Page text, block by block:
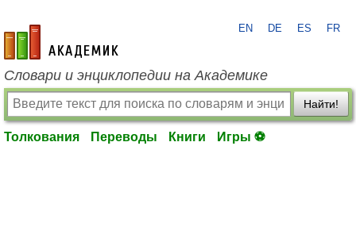
academic.ru
EN DE ES FR
Словари и энциклопедии на Академике
Найти!
Толкования Переводы Книги Игры ⚽